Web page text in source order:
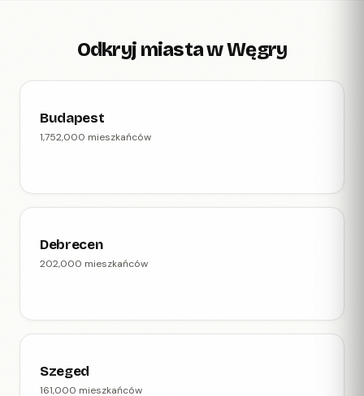
Odkryj miasta w Węgry
Budapest
1,752,000 mieszkańców
Debrecen
202,000 mieszkańców
Szeged
161,000 mieszkańców